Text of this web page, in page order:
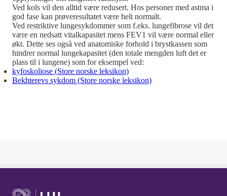
Ved kols vil den alltid være redusert. Hos personer med astma i
god fase kan prøveresultatet være helt normalt.
Ved restriktive lungesykdommer som f.eks. lungefibrose vil det
være en nedsatt vitalkapasitet mens FEV1 vil være normal eller
økt. Dette ses også ved anatomiske forhold i brystkassen som
hindrer normal lungekapasitet (den totale mengden luft det er
plass til i lungene) som for eksempel ved:
kyfoskoliose (Store norske leksikon)
Bekhterevs sykdom (Store norske leksikon)